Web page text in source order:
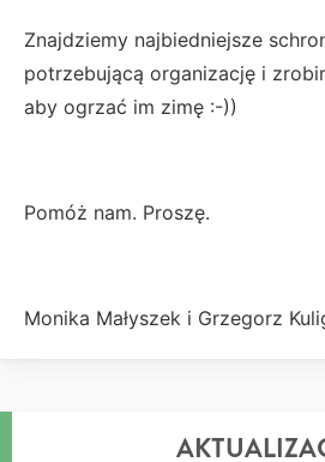
Znajdziemy najbiedniejsze
potrzebującą organizację i
aby ogrzać im zimę :-))
Pomóż nam. Proszę.
Monika Małyszek i Grzegorz